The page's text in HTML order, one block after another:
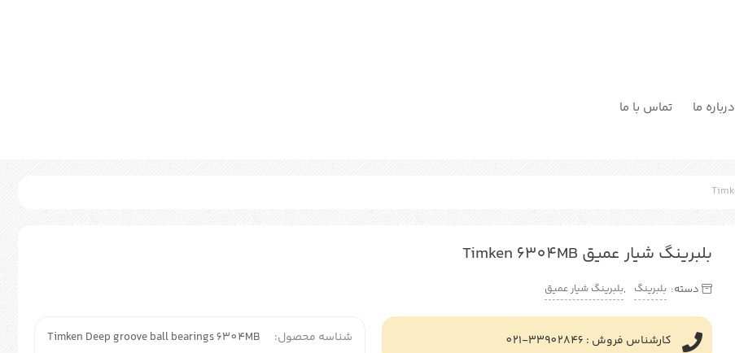
درباره ما تماس با ما
بلبرینگ شیار عمیق Timken 6304MB
دسته: بلبرینگ ,بلبرینگ شیار عمیق
کارشناس فروش : 33902846-021 شناسه محصول: Timken Deep groove ball bearings 6304MB